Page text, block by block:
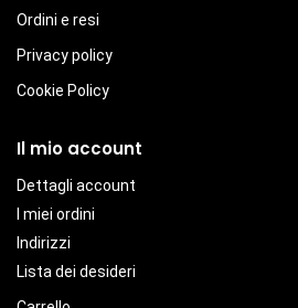
Ordini e resi
Privacy policy
Cookie Policy
Il mio account
Dettagli account
I miei ordini
Indirizzi
Lista dei desideri